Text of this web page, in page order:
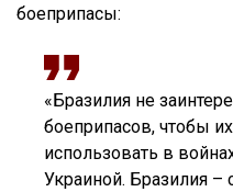
боеприпасы:
«Бразилия не
боеприпасов, чтобы
использовать в
Украиной. Бразилия –